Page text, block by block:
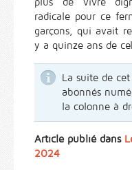
radicale pour ce
garçons, qui avait
y a quinze ans de
La suite de
abonnés
la colonne à
Article publié dans
2024